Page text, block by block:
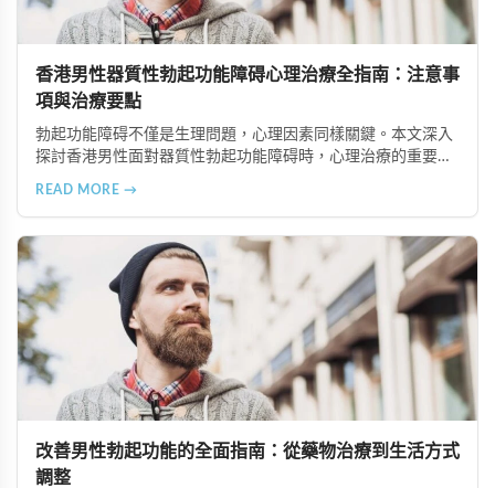
香港男性器質性勃起功能障碍心理治療全指南：注意事
項與治療要點
勃起功能障碍不僅是生理問題，心理因素同樣關鍵。本文深入
探討香港男性面對器質性勃起功能障碍時，心理治療的重要注
READ MORE →
改善男性勃起功能的全面指南：從藥物治療到生活方式
調整